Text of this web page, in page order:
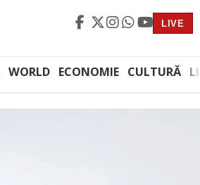
LIVE
WORLD ECONOMIE CULTURĂ